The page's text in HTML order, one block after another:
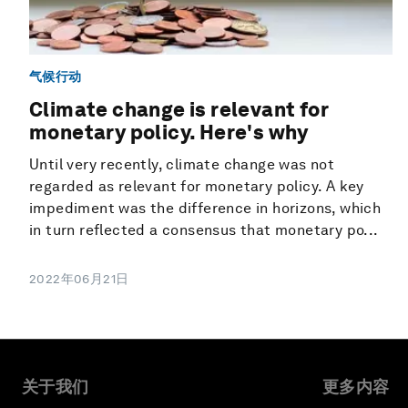
气候行动
Climate change is relevant for
monetary policy. Here's why
Until very recently, climate change was not
regarded as relevant for monetary policy. A key
impediment was the difference in horizons, which
in turn reflected a consensus that monetary po...
2022年06月21日
关于我们 更多内容